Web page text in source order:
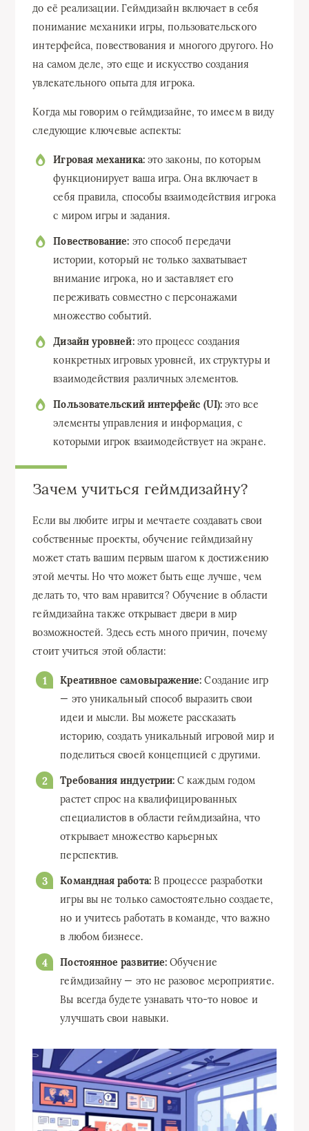
до её реализации. Геймдизайн включает в себя
понимание механики игры, пользовательского
интерфейса, повествования и многого другого. Но
на самом деле, это еще и искусство создания
увлекательного опыта для игрока.
Когда мы говорим о геймдизайне, то имеем в виду
следующие ключевые аспекты:
Игровая механика:это законы, по которым
функционирует ваша игра. Она включает в
себя правила, способы взаимодействия игрока
с миром игры и задания.
Повествование: это способ передачи
истории, который не только захватывает
внимание игрока, но и заставляет его
переживать совместно с персонажами
множество событий.
Дизайн уровней:это процесс создания
конкретных игровых уровней, их структуры и
взаимодействия различных элементов.
Пользовательский интерфейс (UI):это все
элементы управления и информация, с
которыми игрок взаимодействует на экране.
Зачем учиться геймдизайну?
Если вы любите игры и мечтаете создавать свои
собственные проекты, обучение геймдизайну
может стать вашим первым шагом к достижению
этой мечты. Но что может быть еще лучше, чем
делать то, что вам нравится? Обучение в области
геймдизайна также открывает двери в мир
возможностей. Здесь есть много причин, почему
стоит учиться этой области:
Креативное самовыражение: Создание игр
— это уникальный способ выразить свои
идеи и мысли. Вы можете рассказать
историю, создать уникальный игровой мир и
поделиться своей концепцией с другими.
Требования индустрии: С каждым годом
растет спрос на квалифицированных
специалистов в области геймдизайна, что
открывает множество карьерных
перспектив.
Командная работа:В процессе разработки
игры вы не только самостоятельно создаете,
но и учитесь работать в команде, что важно
в любом бизнесе.
Постоянное развитие: Обучение
геймдизайну — это не разовое мероприятие.
Вы всегда будете узнавать что-то новое и
улучшать свои навыки.